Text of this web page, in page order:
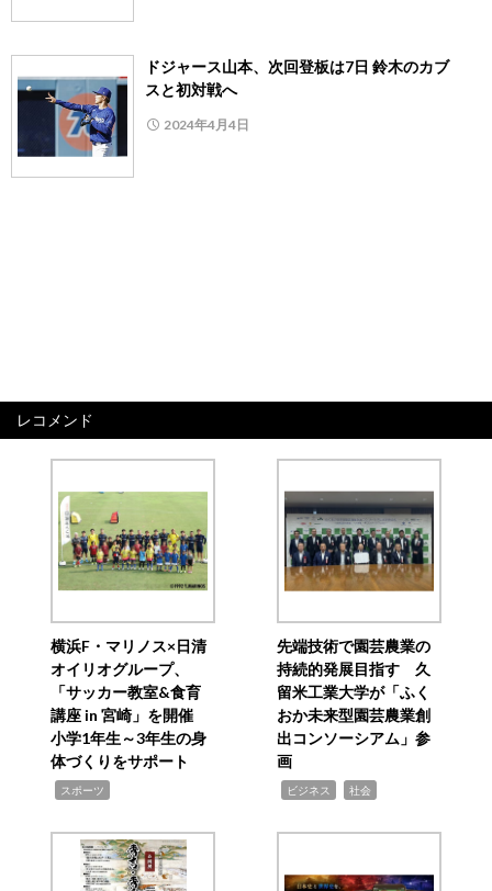
ドジャース山本、次回登板は7日 鈴木のカブ
スと初対戦へ
2024年4月4日
レコメンド
横浜F・マリノス×日清
オイリオグループ、
「サッカー教室&食育
講座 in 宮崎」を開催
小学1年生～3年生の身
体づくりをサポート
スポーツ
先端技術で園芸農業の
持続的発展目指す 久
留米工業大学が「ふく
おか未来型園芸農業創
出コンソーシアム」参
画
ビジネス 社会